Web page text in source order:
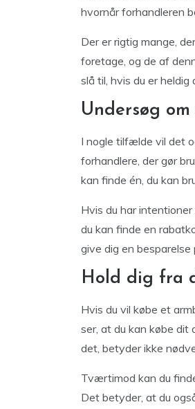
hvornår forhandleren
Der er rigtig mange,
foretage, og de af
slå til, hvis du er
Undersøg
I nogle tilfælde vil det
forhandlere, der gør
kan finde én, du kan
Hvis du har
du kan finde en
give dig en
Hold dig fra
Hvis du vil købe et
ser, at du kan købe dit
det, betyder ikke
Tværtimod kan du
Det betyder, at du